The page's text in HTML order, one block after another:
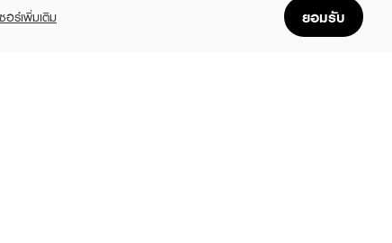
อร์เพิ่มเติม ยอมรับ